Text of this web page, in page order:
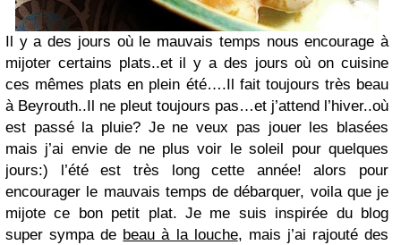
Il y a des jours où le mauvais temps nous encourage à
mijoter certains plats..et il y a des jours où on cuisine
ces mêmes plats en plein été….Il fait toujours très beau
à Beyrouth..Il ne pleut toujours pas…et j’attend l’hiver..où
est passé la pluie? Je ne veux pas jouer les blasées
mais j’ai envie de ne plus voir le soleil pour quelques
jours:) l’été est très long cette année! alors pour
encourager le mauvais temps de débarquer, voila que je
mijote ce bon petit plat. Je me suis inspirée du blog
super sympa de beau à la louche, mais j’ai rajouté des